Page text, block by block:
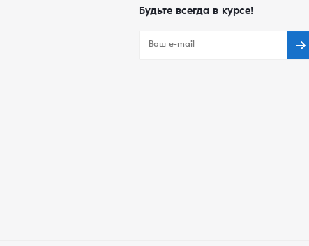
Будьте всегда в курсе!